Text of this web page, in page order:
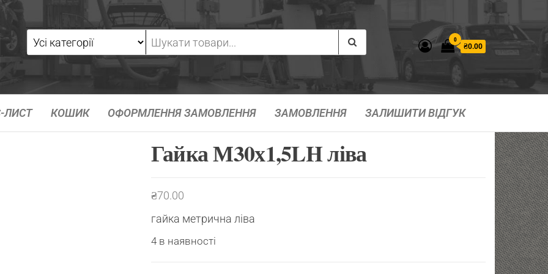
0
₴0.00
ЛИСТ КОШИК ОФОРМЛЕННЯ ЗАМОВЛЕННЯ ЗАМОВЛЕННЯ ЗАЛИШИТИ ВІДГУК
Гайка М30х1,5LH ліва
₴70.00
гайка метрична ліва
4 в наявності